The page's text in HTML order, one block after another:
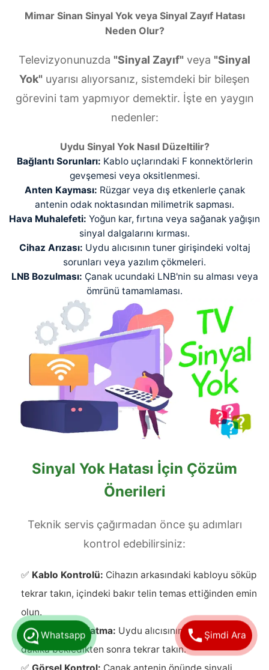
Mimar Sinan Sinyal Yok veya Sinyal Zayıf Hatası
Neden Olur?
Televizyonunuzda "Sinyal Zayıf" veya "Sinyal
Yok" uyarısı alıyorsanız, sistemdeki bir bileşen
görevini tam yapmıyor demektir. İşte en yaygın
nedenler:
Uydu Sinyal Yok Nasıl Düzeltilir?
Bağlantı Sorunları: Kablo uçlarındaki F konnektörlerin
gevşemesi veya oksitlenmesi.
Anten Kayması: Rüzgar veya dış etkenlerle çanak
antenin odak noktasından milimetrik sapması.
Hava Muhalefeti: Yoğun kar, fırtına veya sağanak yağışın
sinyal dalgalarını kırması.
Cihaz Arızası: Uydu alıcısının tuner girişindeki voltaj
sorunları veya yazılım çökmeleri.
LNB Bozulması: Çanak ucundaki LNB'nin su alması veya
ömrünü tamamlaması.
Sinyal Yok Hatası İçin Çözüm
Önerileri
Teknik servis çağırmadan önce şu adımları
kontrol edebilirsiniz:
✅ Kablo Kontrolü: Cihazın arkasındaki kabloyu söküp
tekrar takın, içindeki bakır telin temas ettiğinden emin
olun.
✅Yeniden Başlatma: Uydu alıcısının fişini çekip 1
dakika bekledikten sonra tekrar takın.
Şimdi Ara
Whatsapp